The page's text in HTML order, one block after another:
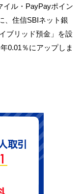
イル・PayPayポイン
、住信SBIネット銀
ブリッド預金」を設
0.01％にアップしま